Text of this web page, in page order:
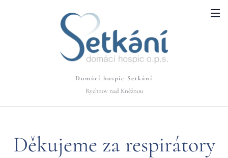
Domácí hospic Setkání
Rychnov nad Kněžnou
Děkujeme za respirátory